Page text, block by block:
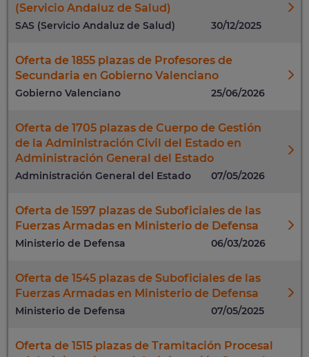
(Servicio Andaluz de Salud)
SAS (Servicio Andaluz de Salud) 30/12/2025
Oferta de 1855 plazas de Profesores de
Secundaria en Gobierno Valenciano
Gobierno Valenciano 25/06/2026
Oferta de 1705 plazas de Cuerpo de Gestión
de la Administración Civil del Estado en
Administración General del Estado
Administración General del Estado 07/05/2026
Oferta de 1597 plazas de Suboficiales de las
Fuerzas Armadas en Ministerio de Defensa
Ministerio de Defensa 06/03/2026
Oferta de 1545 plazas de Suboficiales de las
Fuerzas Armadas en Ministerio de Defensa
Ministerio de Defensa 07/05/2025
Oferta de 1515 plazas de Tramitación Procesal